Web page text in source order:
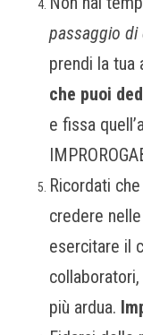
passaggio di
prendi la tua
che puoi
e fissa
Ricordati
credere
esercitare il
più ardua.